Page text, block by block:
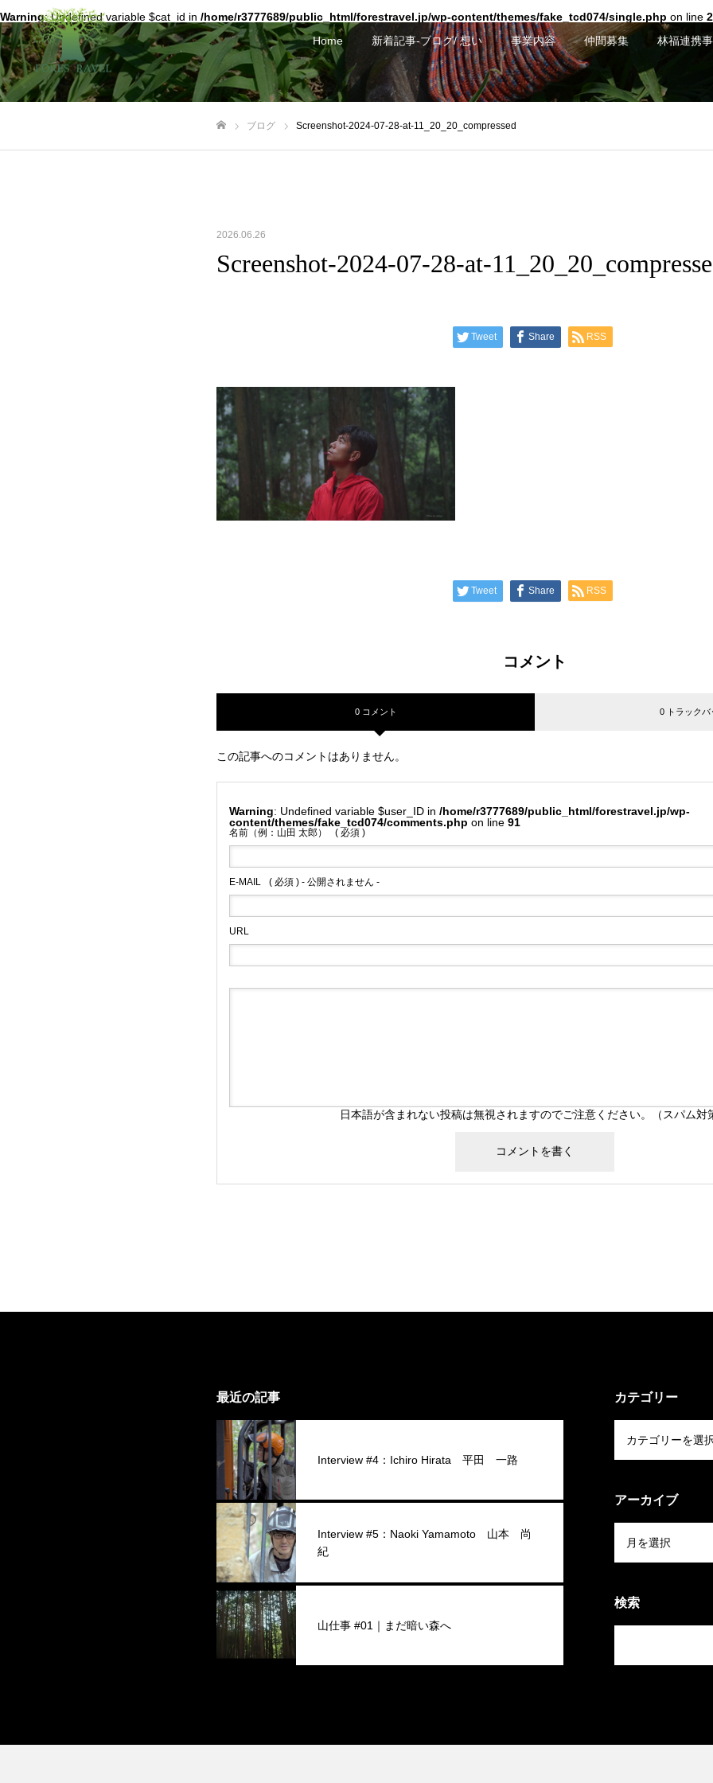
Home 新着記事-ブログ/ 想い 事業内容 仲間募集 林福連携
Warning: Undefined variable $cat_id in /home/r3777689/public_html/forestravel.jp/wp-content/themes/fake_tcd074/single.php on line
ブログ Screenshot-2024-07-28-at-11_20_20_compressed
2026.06.26
Screenshot-2024-07-28-at-
Tweet Share RSS
Tweet Share RSS
コメント
0 コメント 0 トラックバ
この記事へのコメントはありません。
Warning : Undefined variable $user_ID in /home/r3777689/public_html/forestravel.jp/wp-
content/themes/fake_tcd074/comments.php on line 91
名前（例：山田 太郎） ( 必須 )
E-MAIL ( 必須 ) - 公開されません -
URL
日本語が含まれない投稿は無視されますのでご注意ください。（スパム対
最近の記事
Interview #4：Ichiro Hirata 平田 一路
Interview #5：Naoki Yamamoto 山本 尚
紀
山仕事 #01｜まだ暗い森へ
カテゴリー
アーカイブ
検索